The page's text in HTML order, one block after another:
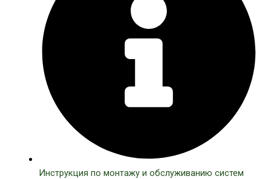
Инструкция по монтажу и обслуживанию систем